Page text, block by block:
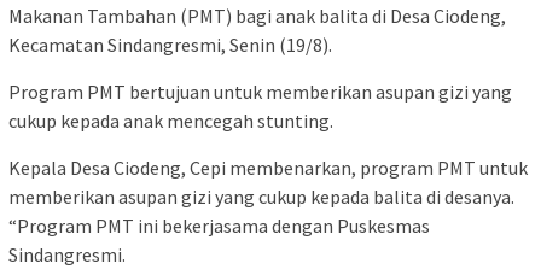
Makanan Tambahan (PMT) bagi anak balita di Desa Ciodeng,
Kecamatan Sindangresmi, Senin (19/8).
Program PMT bertujuan untuk memberikan asupan gizi yang
cukup kepada anak mencegah stunting.
Kepala Desa Ciodeng, Cepi membenarkan, program PMT untuk
memberikan asupan gizi yang cukup kepada balita di desanya.
“Program PMT ini bekerjasama dengan Puskesmas
Sindangresmi.